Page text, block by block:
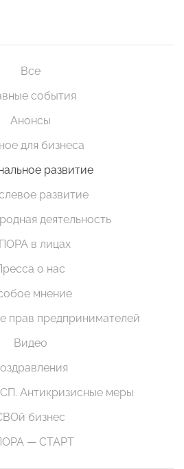
Все
события
Анонсы
для бизнеса
развитие
развитие
деятельность
в лицах
о нас
мнение
прав предпринимателей
Видео
Антикризисные меры
бизнес
— СТАРТ